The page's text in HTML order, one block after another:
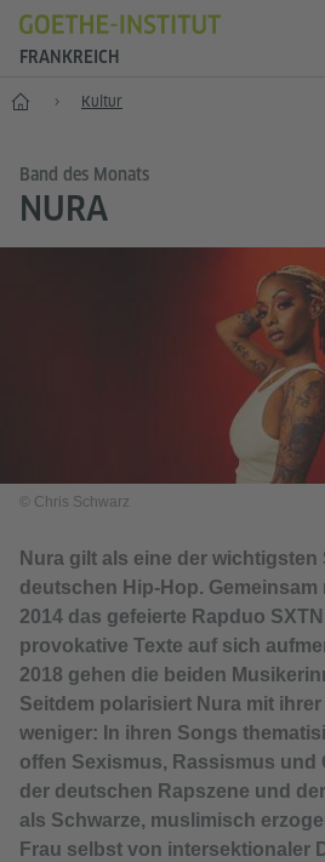
FRANKREICH
Start Kultur
Band des Monats
NURA
© Chris Schwarz
Nura gilt als eine der wichtigsten
deutschen Hip-Hop.
2014 das gefeierte Rapduo
provokative Texte auf sich
2018 gehen die beiden
Seitdem polarisiert Nura mit
weniger: In ihren Songs
offen Sexismus, Rassismus und
der deutschen Rapszene und
als Schwarze, muslimisch
Frau selbst von intersektionaler